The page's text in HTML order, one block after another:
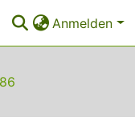
Anmelden